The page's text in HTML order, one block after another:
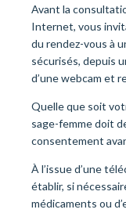
Avant la
Internet, vous
du rendez-vous à
sécurisés, depuis
d’une webcam et
Quelle que soit
sage-femme doit
consentement
À l’issue d’une
établir, si
médicaments ou